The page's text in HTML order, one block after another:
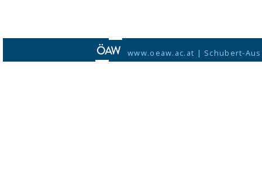
www.oeaw.ac.at | Schubert-